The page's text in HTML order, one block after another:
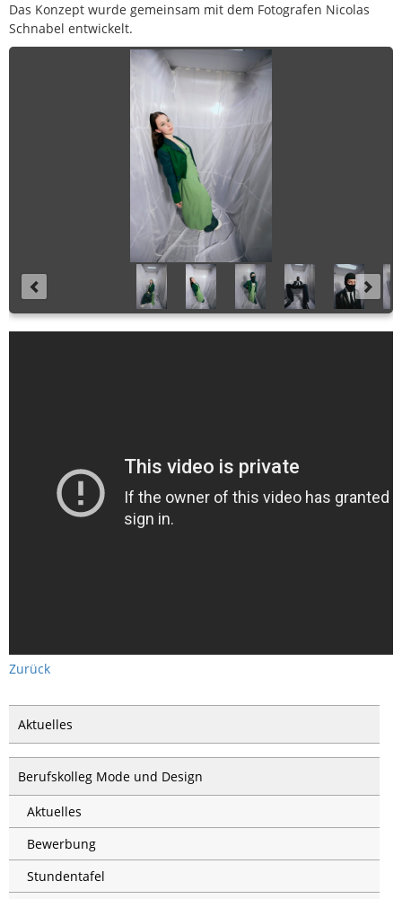
Das Konzept wurde gemeinsam mit dem Fotografen Nicolas
Schnabel entwickelt.
Zurück
Aktuelles
Berufskolleg Mode und Design
Aktuelles
Bewerbung
Stundentafel